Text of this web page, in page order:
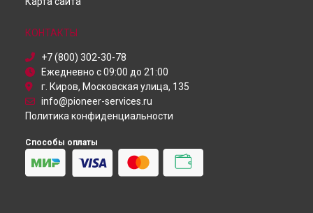
КОНТАКТЫ
+7 (800) 302-30-78
Ежедневно с 09:00 до 21:00
г. Киров, Московская улица, 135
info@pioneer-services.ru
Политика конфиденциальности
Способы оплаты